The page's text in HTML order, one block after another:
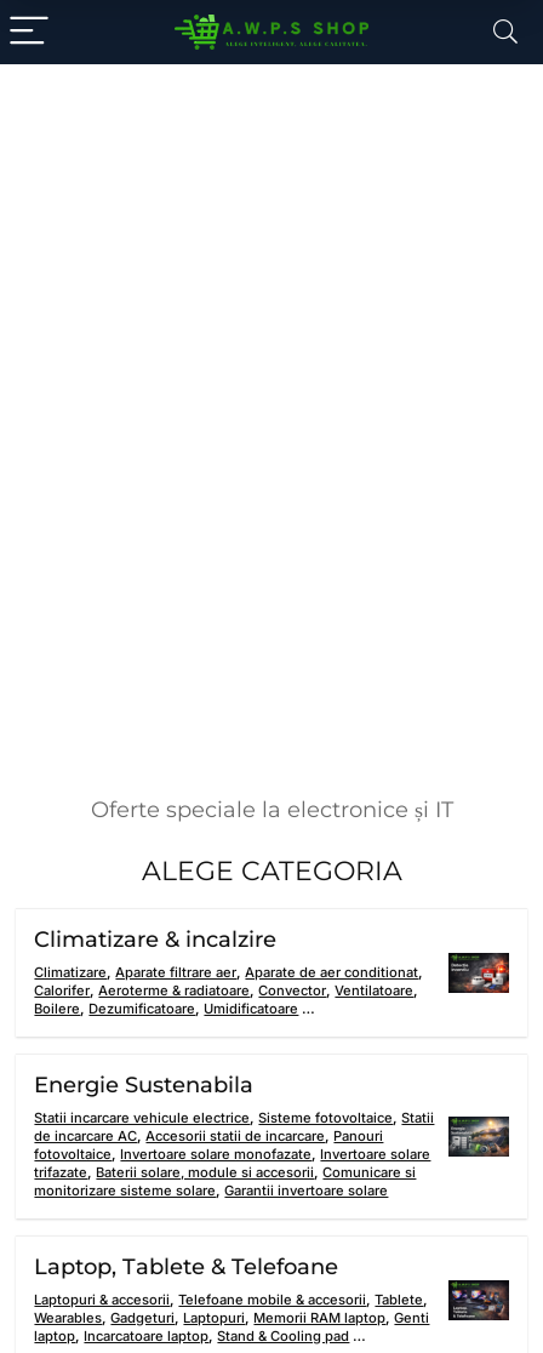
Oferte speciale la electronice și IT
ALEGE CATEGORIA
Climatizare & incalzire
Climatizare,Aparate filtrare aer,Aparate de aer conditionat,
Calorifer,Aeroterme & radiatoare,Convector,Ventilatoare,
Boilere, Dezumificatoare, Umidificatoare …
Energie Sustenabila
Statii incarcare vehicule electrice,Sisteme fotovoltaice,Statii
de incarcare AC,Accesorii statii de incarcare, Panouri
fotovoltaice, Invertoare solare monofazate, Invertoare solare
trifazate, Baterii solare, module si accesorii,Comunicare si
monitorizare sisteme solare,Garantii invertoare solare
Laptop, Tablete & Telefoane
Laptopuri & accesorii,Telefoane mobile & accesorii,Tablete,
Wearables,Gadgeturi, Laptopuri, Memorii RAM laptop,Genti
laptop, Incarcatoare laptop,Stand & Cooling pad …